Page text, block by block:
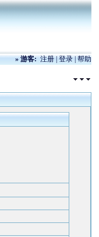
» 游客:注册|登录|帮助